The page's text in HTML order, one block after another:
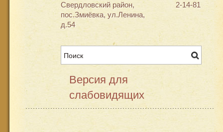
Свердловский район,
пос.Змиёвка, ул.Ленина,
д.54
2-14-81
Версия для
слабовидящих